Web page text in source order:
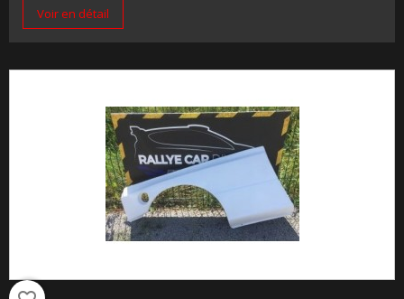
Voir en détail